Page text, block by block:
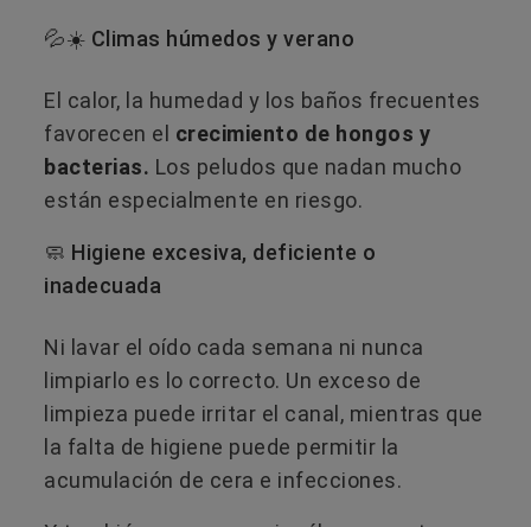
💦☀️ Climas húmedos y verano
El calor, la humedad y los baños frecuentes
favorecen el crecimiento de hongos y
bacterias. Los peludos que nadan mucho
están especialmente en riesgo.
🧼 Higiene excesiva, deficiente o
inadecuada
Ni lavar el oído cada semana ni nunca
limpiarlo es lo correcto. Un exceso de
limpieza puede irritar el canal, mientras que
la falta de higiene puede permitir la
acumulación de cera e infecciones.